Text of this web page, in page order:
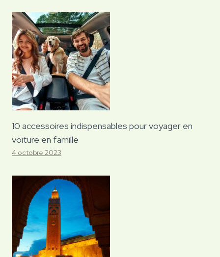
10 accessoires indispensables pour voyager en
voiture en famille
4 octobre 2023